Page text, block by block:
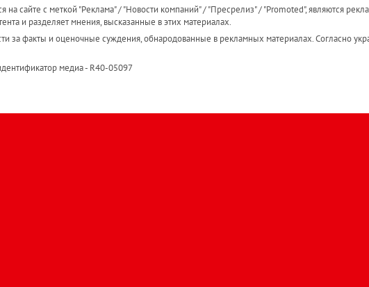
сайте с меткой "Реклама" / "Новости компаний" / "Пресрелиз" / "Promoted", являются
и разделяет мнения, высказанные в этих материалах.
за факты и оценочные суждения, обнародованные в рекламных материалах. Согласно
медиа - R40-05097